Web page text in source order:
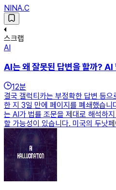
NINA.C
스크랩
AI
AI는 왜 잘못된 답변을 할까? AI
12분
결국 갤럭티카는 부정확한 답변 등으
한 지 3일 만에 페이지를 폐쇄했습니
는 AI가 법률 조문을 제대로 해석하
할 가능성이 있습니다. 미국의 두낫